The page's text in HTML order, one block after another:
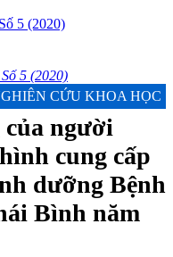
5 (2020)
5 (2020)
CỨU KHOA HỌC
của người
cung cấp
dưỡng Bệnh
Bình năm